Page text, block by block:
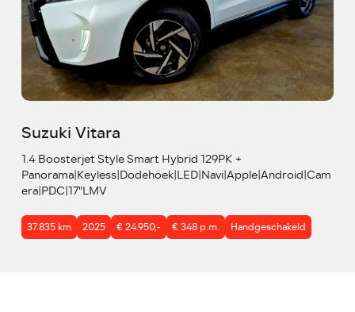
Suzuki Vitara
1.4 Boosterjet Style Smart Hybrid 129PK +
Panorama|Keyless|Dodehoek|LED|Navi|Apple|Android|Cam
era|PDC|17"LMV
37.835 km 2025 € 24.950,- € 348 p.m. Handgeschakeld